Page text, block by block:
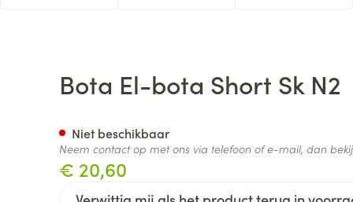
Bota El-bota Short Sk N2
€ 20,60
Niet beschikbaar
Neem contact op met ons via telefoon of e-mail, dan